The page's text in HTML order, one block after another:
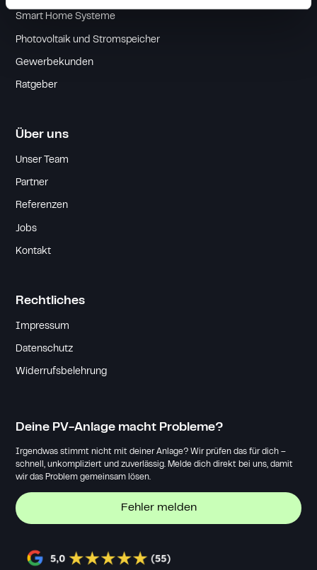
Smart Home Systeme
Photovoltaik und Stromspeicher
Gewerbekunden
Ratgeber
Über uns
Unser Team
Partner
Referenzen
Jobs
Kontakt
Rechtliches
Impressum
Datenschutz
Widerrufsbelehrung
Deine PV-Anlage macht Probleme?
Irgendwas stimmt nicht mit deiner Anlage? Wir prüfen das für dich –
schnell, unkompliziert und zuverlässig. Melde dich direkt bei uns, damit
wir das Problem gemeinsam lösen.
Fehler melden